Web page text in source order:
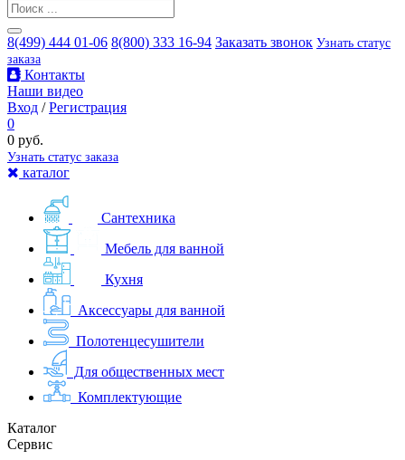
8(499) 444 01-06 8(800) 333 16-94 Заказать звонок Узнать статус
заказа
Контакты
Наши видео
Вход /Регистрация
0
0 руб.
Узнать статус заказа
каталог
Сантехника
Мебель для ванной
Кухня
Аксессуары для ванной
Полотенцесушители
Для общественных мест
Комплектующие
Каталог
Сервис